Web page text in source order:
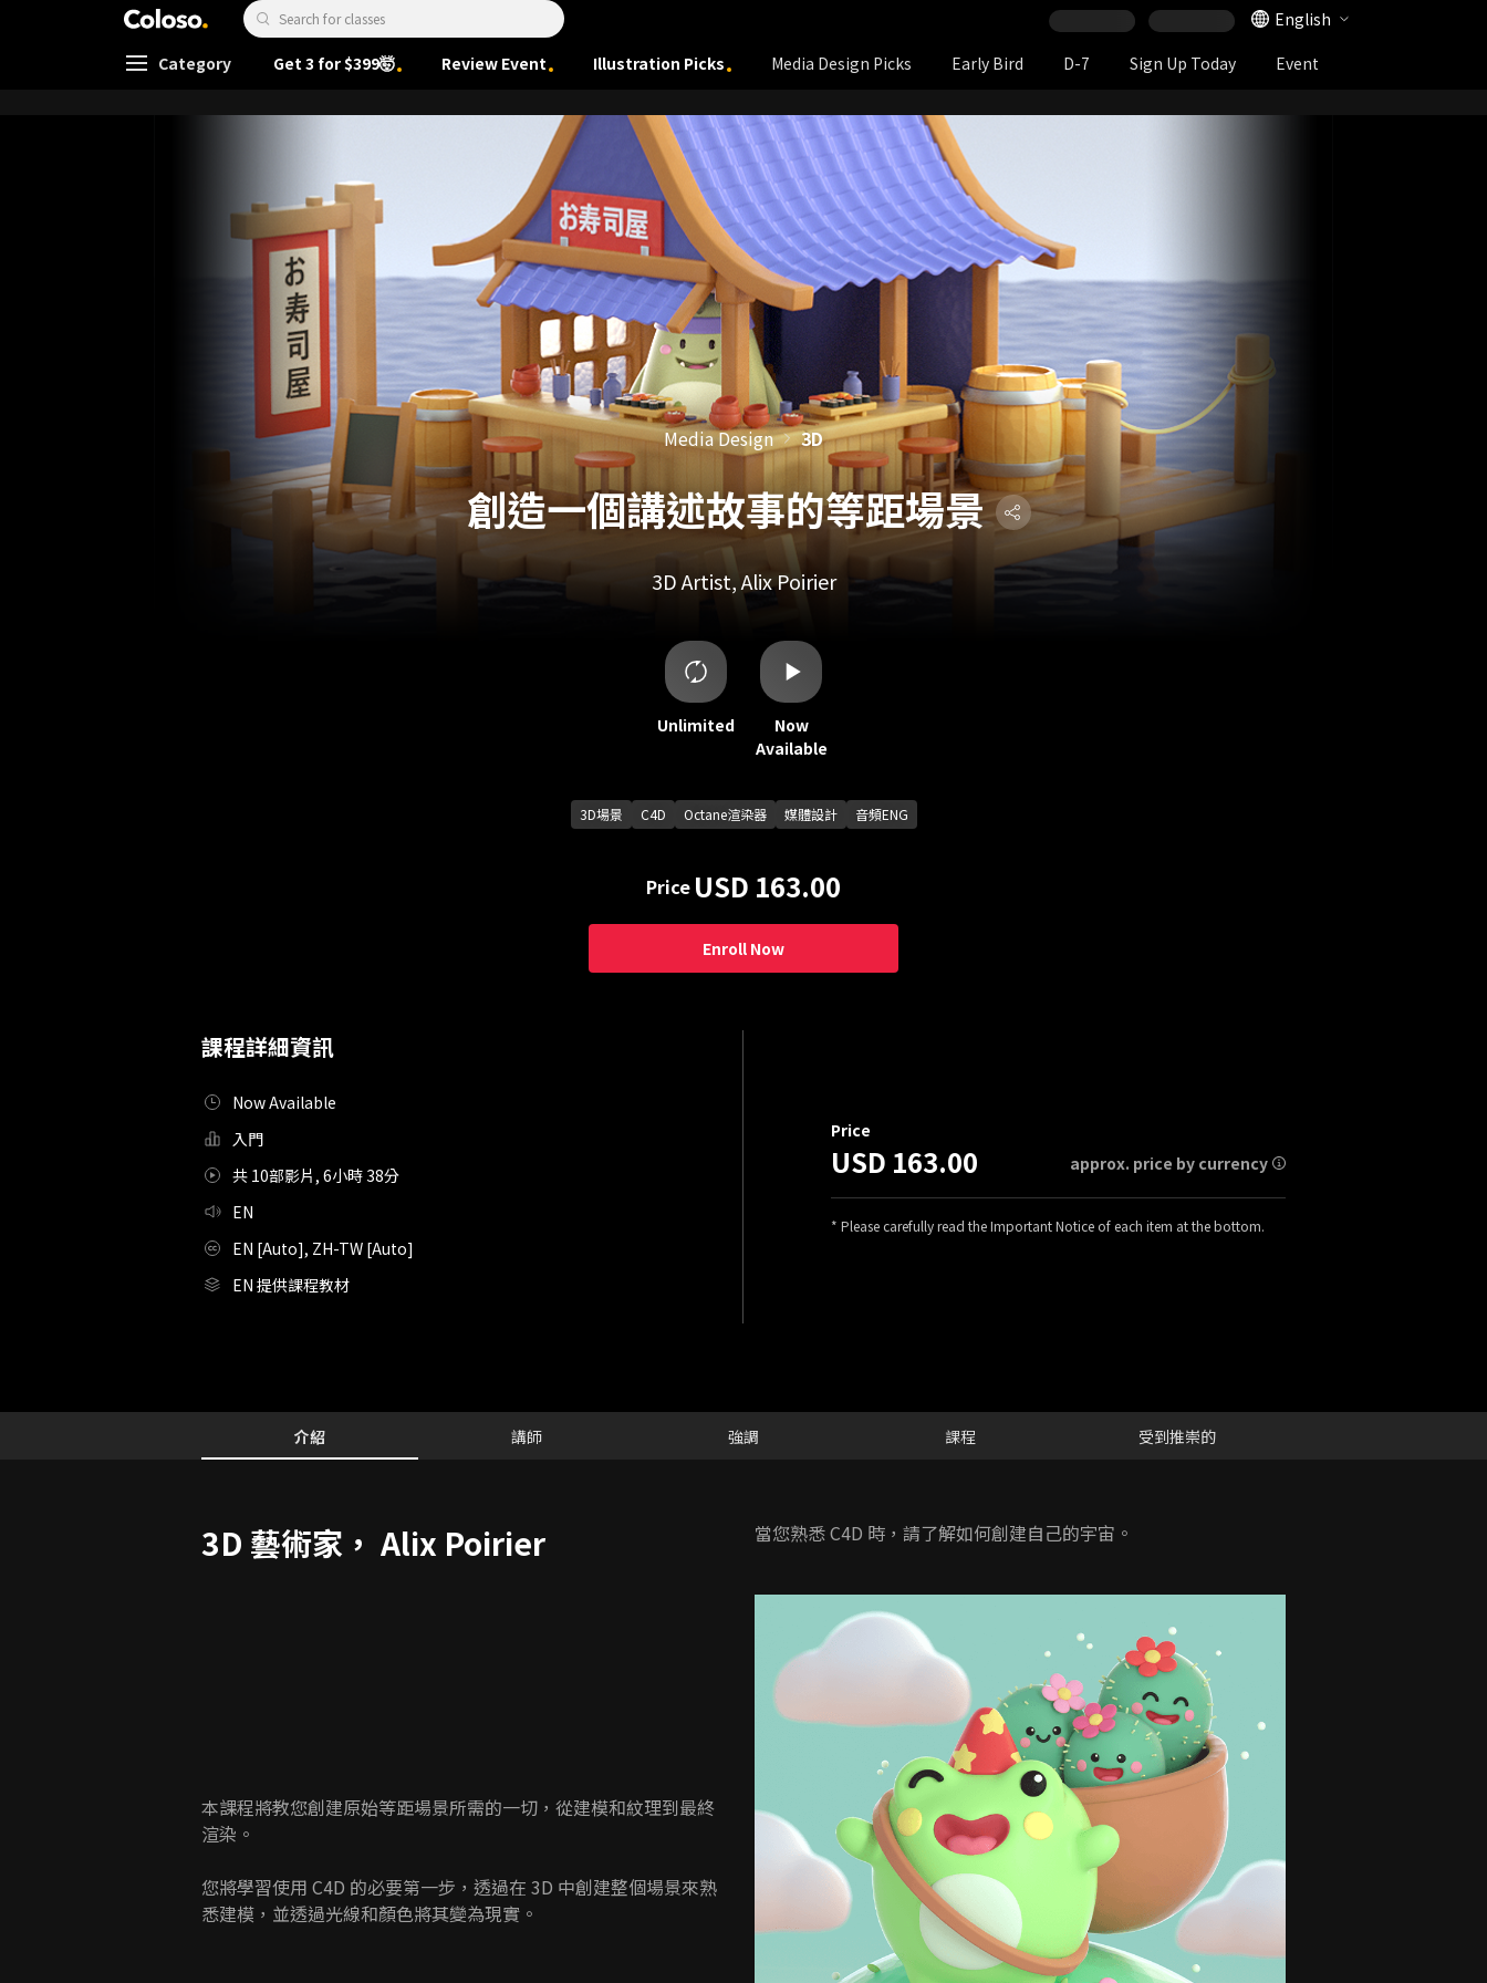
Coloso. Search Input
Language Selector
English
Coloso Menu
Category Get 3 for $399🤯 Review Event Illustration Picks Media Design Picks Early Bird D-7 Sign Up Today Event
創造一個講述故事的等距場景
3D Artist, Alix Poirier
Media Design 3D
Unlimited
Now
Available
3D場景 C4D Octane渲染器 媒體設計 音頻ENG
Price USD 163.00
Enroll Now
課程詳細資訊
Now Available
入門
共 10部影片, 6小時 38分
EN
EN [Auto], ZH-TW [Auto]
EN 提供課程教材
Price
USD 163.00 approx. price by currency
* Please carefully read the Important Notice of each item at the bottom.
Configuration Information Shortcuts
介紹 講師 強調 課程
受到推崇的
3D 藝術家， Alix Poirier 當您熟悉 C4D 時，請了解如何創建自己的宇宙。
本課程將教您創建原始等距場景所需的一切，從建模和紋理到最終
渲染。
您將學習使用 C4D 的必要第一步，透過在 3D 中創建整個場景來熟
悉建模，並透過光線和顏色將其變為現實。